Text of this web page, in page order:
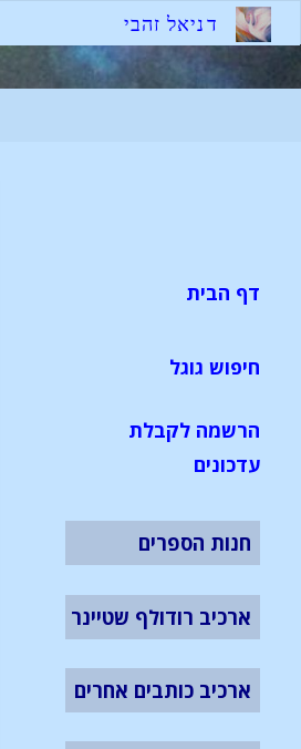
דניאל זהבי
דף הבית
חיפוש גוגל
הרשמה לקבלת
עדכונים
חנות הספרים
ארכיב רודולף שטיינר
ארכיב כותבים אחרים